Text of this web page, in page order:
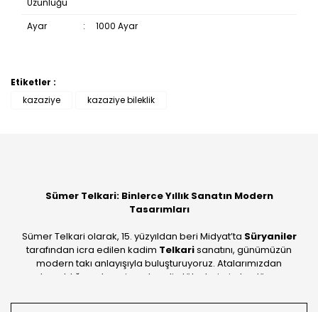
Ayar : 1000 Ayar
Bu ürüne ilk yorumu siz yapın!
Etiketler :
kazaziye
kazaziye bileklik
Sümer Telkari: Binlerce Yıllık Sanatın Modern
Tasarımları
Sümer Telkari olarak, 15. yüzyıldan beri Midyat’ta Süryaniler
tarafından icra edilen kadim Telkarisanatını, günümüzün
modern takı anlayışıyla buluşturuyoruz. Atalarımızdan
devraldığımız bu mirası; kendi atölyelerimizde, dünya